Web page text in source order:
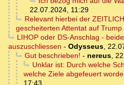
22.07.2024, 11:29
Relevant hierbei der
gescheiterten Attentat auf Trump
LIHOP oder DS-Anschlag -
auszuschliessen - Odysseus,
Gut beschrieben! - nereus,
Unklar ist: Durch welche
welche Ziele abgefeuert
17:43